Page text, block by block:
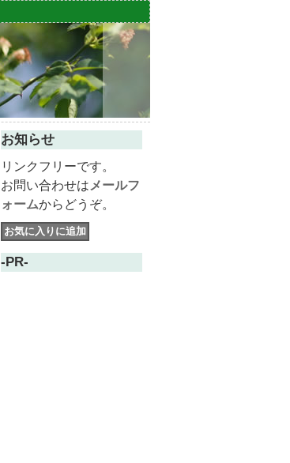
お知らせ
リンクフリーです。
お問い合わせは メールフ
ォームからどうぞ。
-PR-